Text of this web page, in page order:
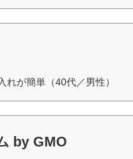
れが簡単（40代／男性）
by GMO